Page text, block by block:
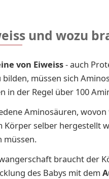
und wozu
von Eiweiss- auch
bilden, müssen sich
in der Regel über 100
Aminosäuren,
Körper selber hergestellt
müssen.
braucht der
des Babys mit dem